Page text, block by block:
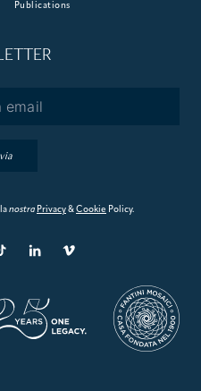
Publications
nostra Privacy&Cookie Policy.